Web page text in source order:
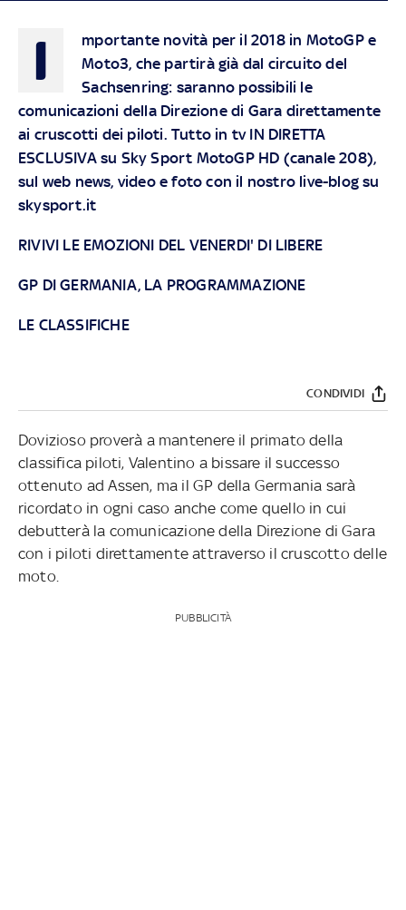
I
mportante novità per il 2018 in MotoGP e
Moto3, che partirà già dal circuito del
Sachsenring: saranno possibili le
comunicazioni della Direzione di Gara direttamente
ai cruscotti dei piloti. Tutto in tv IN DIRETTA
ESCLUSIVA su Sky Sport MotoGP HD (canale 208),
sul web news, video e foto con il nostro live-blog su
skysport.it
RIVIVI LE EMOZIONI DEL VENERDI' DI LIBERE
GP DI GERMANIA, LA PROGRAMMAZIONE
LE CLASSIFICHE
CONDIVIDI
Dovizioso proverà a mantenere il primato della
classifica piloti, Valentino a bissare il successo
ottenuto ad Assen, ma il GP della Germania sarà
ricordato in ogni caso anche come quello in cui
debutterà la comunicazione della Direzione di Gara
con i piloti direttamente attraverso il cruscotto delle
moto.
PUBBLICITÀ